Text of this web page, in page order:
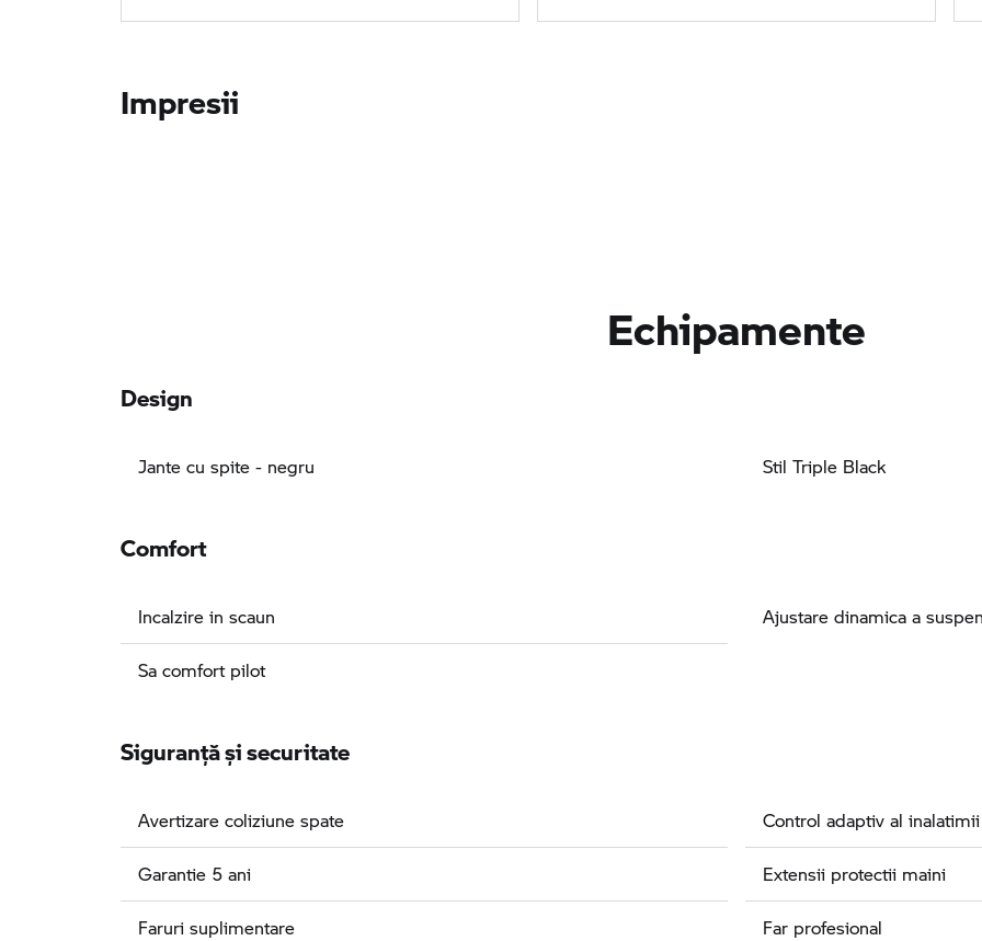
Impresii
Echipamente
Design
Jante cu spite - negru Stil Triple Black
Comfort
Incalzire in scaun
Sa comfort pilot
Ajustare dinamica a
Siguranţă şi securitate
Avertizare coliziune spate
Garantie 5 ani
Faruri suplimentare
Control adaptiv al inalatimii
Extensii protectii maini
Far profesional